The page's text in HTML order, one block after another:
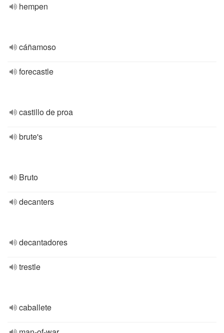
hempen
cáñamoso
forecastle
castillo de proa
brute's
Bruto
decanters
decantadores
trestle
caballete